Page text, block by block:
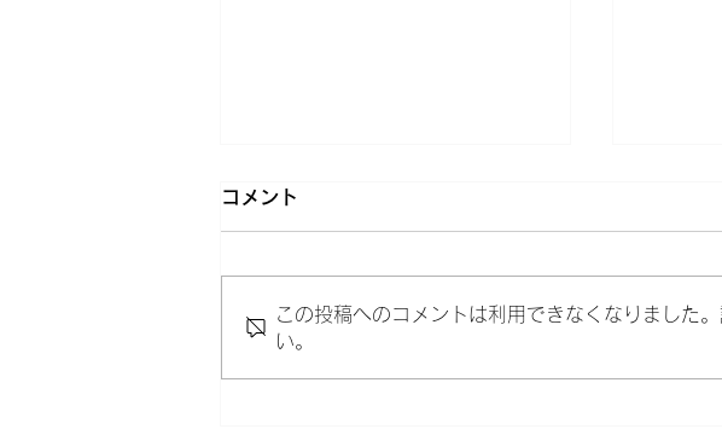
今週の進路イベント。
コメント
この投稿へのコメントは利用できなくなりました
い。